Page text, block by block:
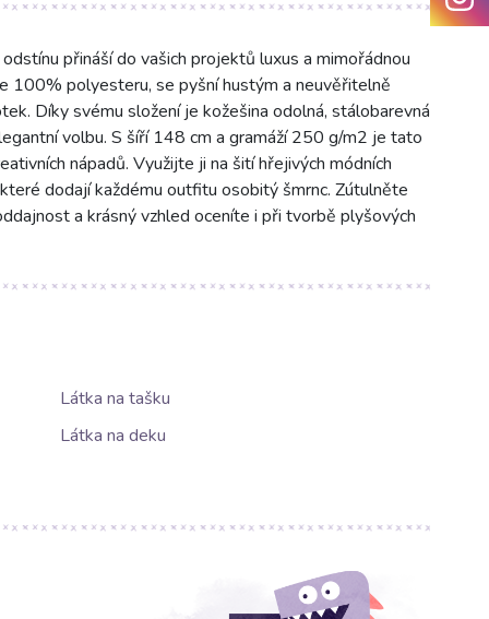
přináší do vašich projektů luxus a mimořádnou
100% polyesteru, se pyšní hustým a neuvěřitelně
Díky svému složení je kožešina odolná, stálobarevná
volbu. S šíří 148 cm a gramáží 250 g/m2 je tato
nápadů. Využijte ji na šití hřejivých módních
dodají každému outfitu osobitý šmrnc. Zútulněte
a krásný vzhled oceníte i při tvorbě plyšových
Látka na tašku
Látka na deku